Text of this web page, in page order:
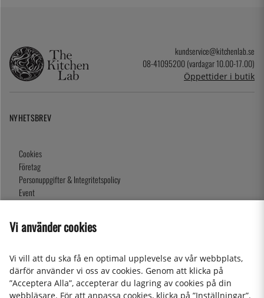
kundservice@kitchenlab.se
08-41095200 (vardagar 10.00-17.00)
Öppettider i butik
NYHETSBREV
Cookies
Företag
Personuppgifter & Integritetspolicy
Event
Om oss
Presentkort
Vi använder cookies
Vi vill att du ska få en optimal upplevelse av vår webbplats,
därför använder vi oss av cookies. Genom att klicka på
”Acceptera Alla”, accepterar du lagring av cookies på din
webbläsare. För att anpassa cookies, klicka på ”Inställningar”.